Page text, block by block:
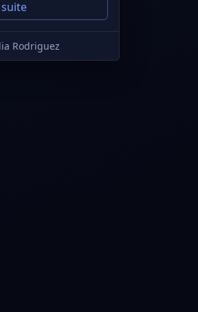
Rodriguez